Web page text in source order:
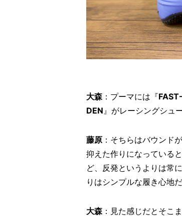
大森：プーマには『
DEN』がレーシングシュ
藤原 ：そちらはバウンド
抑えた作りになっている
ど、反発というよりは常
りはシンプルな履き心地
大森：見た感じだとそこ